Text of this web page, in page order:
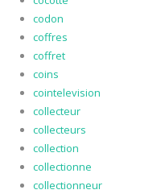
codon
coffres
coffret
coins
cointelevision
collecteur
collecteurs
collection
collectionne
collectionneur